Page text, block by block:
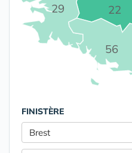
22
29
56
FINISTÈRE
Brest